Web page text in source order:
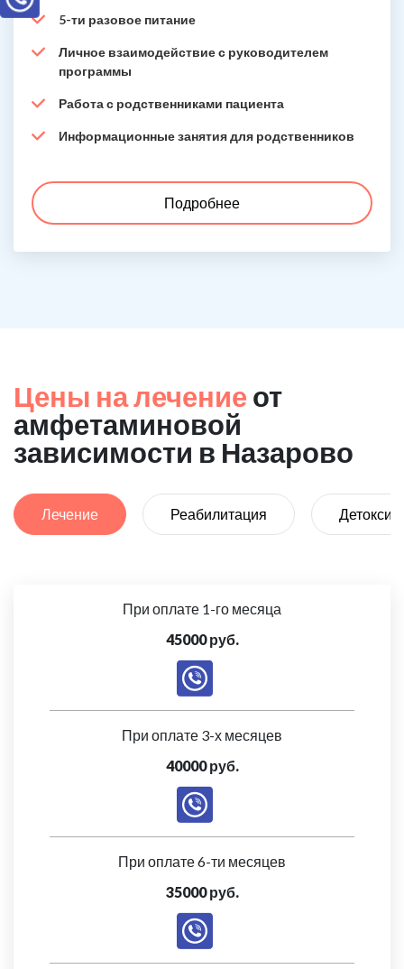
5-ти разовое питание
Личное взаимодействие с руководителем
программы
Работа с родственниками пациента
Информационные занятия для родственников
Подробнее
Цены на лечение от
амфетаминовой
зависимости в Назарово
Лечение Реабилитация
При оплате 1-го месяца
45000 руб.
При оплате 3-х месяцев
40000 руб.
При оплате 6-ти месяцев
35000 руб.